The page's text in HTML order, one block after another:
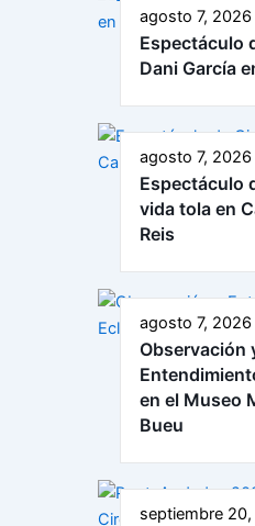
agosto 7, 2026
Espectáculo
Dani García
agosto 7, 2026
Espectáculo
vida tola en
Reis
agosto 7, 2026
Observación
en el Museo
Bueu
septiembre